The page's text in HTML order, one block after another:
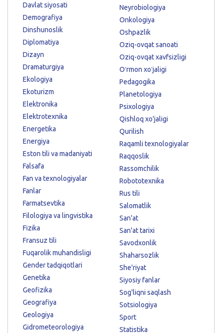
Davlat siyosati
Demografiya
Dinshunoslik
Diplomatiya
Dizayn
Dramaturgiya
Ekologiya
Ekoturizm
Elektronika
Elektrotexnika
Energetika
Energiya
Eston tili va madaniyati
Falsafa
Fan va texnologiyalar
Fanlar
Farmatsevtika
Filologiya va lingvistika
Fizika
Fransuz tili
Fuqarolik muhandisligi
Gender tadqiqotlari
Genetika
Geofizika
Geografiya
Geologiya
Gidrometeorologiya
Neyrobiologiya
Onkologiya
Oshpazlik
Oziq-ovqat sanoati
Oziq-ovqat xavfsizligi
Oʻrmon xoʻjaligi
Pedagogika
Planetologiya
Psixologiya
Qishloq xo'jaligi
Qurilish
Raqamli texnologiyalar
Raqqoslik
Rassomchilik
Robototexnika
Rus tili
Salomatlik
San'at
San'at tarixi
Savodxonlik
Shaharsozlik
She'riyat
Siyosiy fanlar
Sog'liqni saqlash
Sotsiologiya
Sport
Statistika